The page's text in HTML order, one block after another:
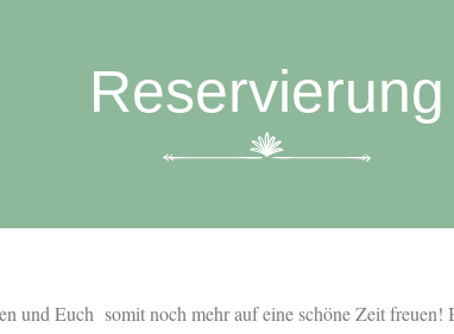
Reservierung
und Euch somit noch mehr auf eine schöne Zeit freuen!